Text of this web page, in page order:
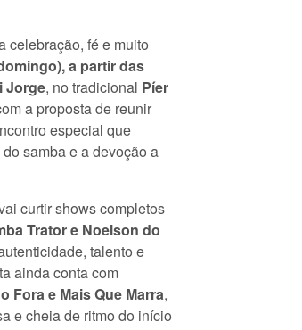
celebração, fé e muito
a partir das
Jorge, no tradicional Píer
a proposta de reunir
especial que
samba e a devoção a
curtir shows completos
Trator e Noelson do
talento e
ainda conta com
Fora e Mais Que Marra,
e cheia de ritmo do início